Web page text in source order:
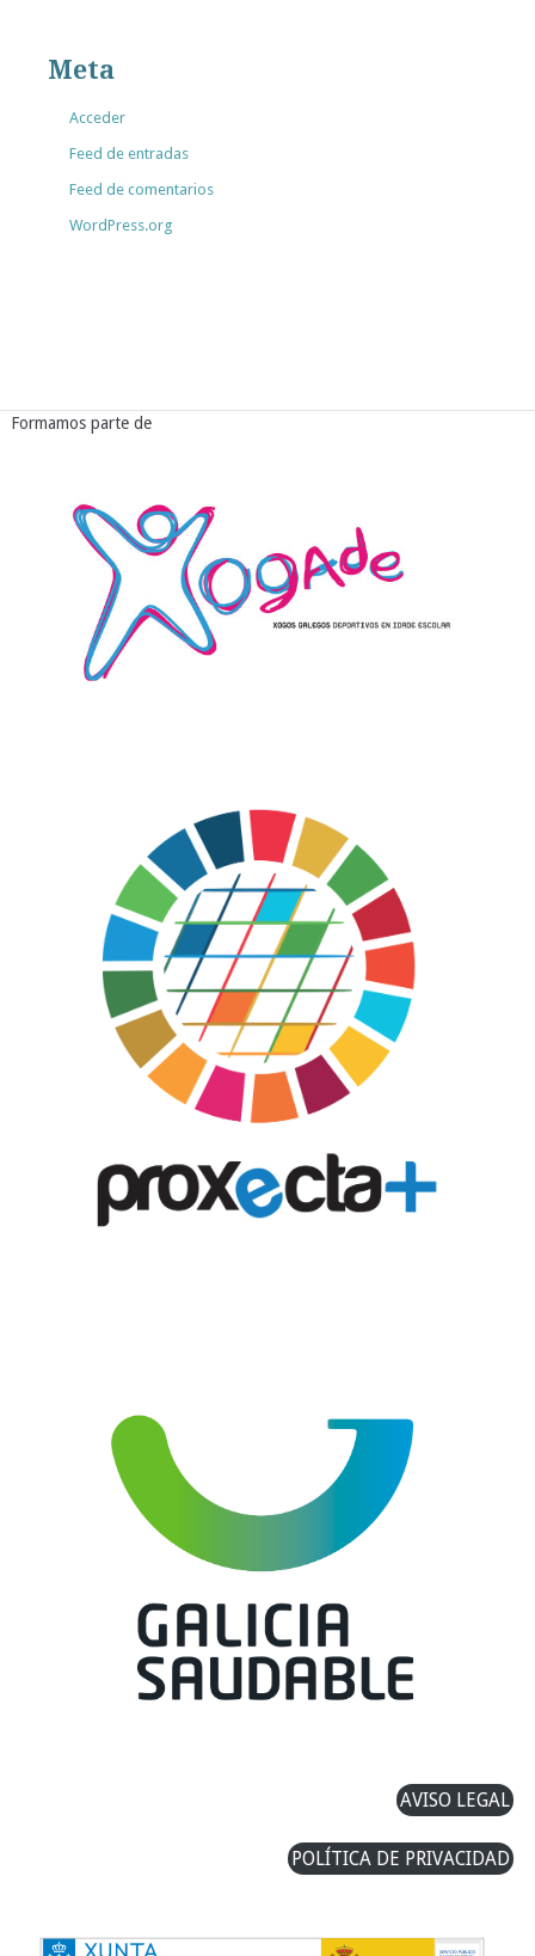
Meta
Acceder
Feed de entradas
Feed de comentarios
WordPress.org
Formamos parte de
AVISO LEGAL
POLÍTICA DE PRIVACIDAD